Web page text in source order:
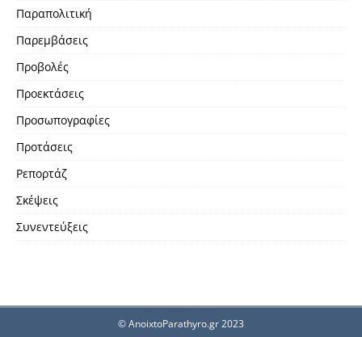
Παραπολιτική
Παρεμβάσεις
Προβολές
Προεκτάσεις
Προσωπογραφίες
Προτάσεις
Ρεπορτάζ
Σκέψεις
Συνεντεύξεις
© AnoixtoParathyro.gr 2023